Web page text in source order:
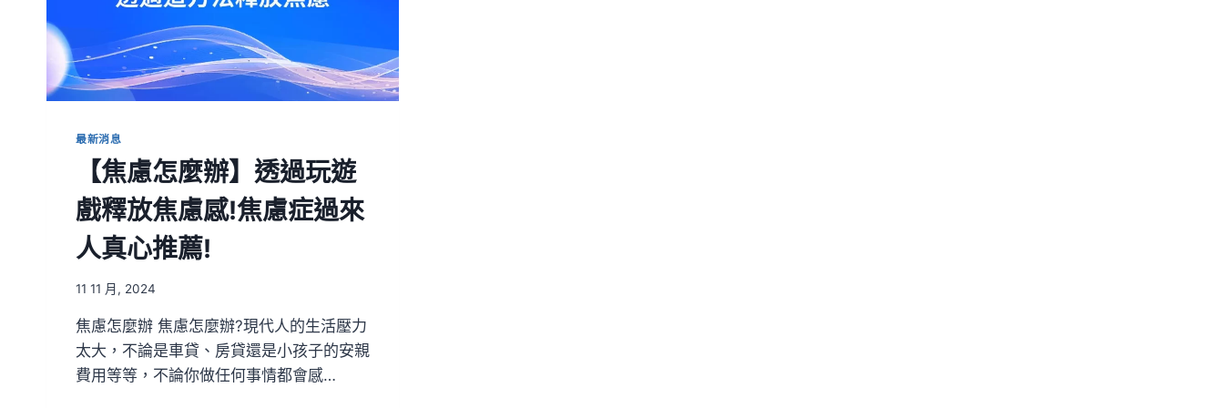
最新消息
【焦慮怎麼辦】透過玩遊
戲釋放焦慮感!焦慮症過來
人真心推薦!
11 11 月, 2024
焦慮怎麼辦 焦慮怎麼辦?現代人的生活壓力
太大，不論是車貸、房貸還是小孩子的安親
費用等等，不論你做任何事情都會感…